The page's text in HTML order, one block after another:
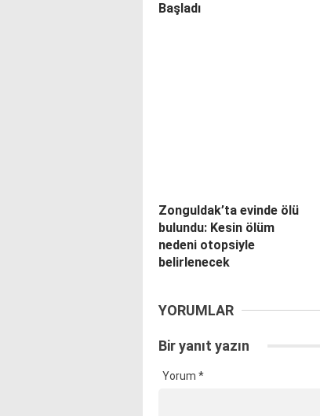
Başladı
Zonguldak’ta evinde ölü
bulundu: Kesin ölüm
nedeni otopsiyle
belirlenecek
YORUMLAR
Bir yanıt yazın
Yorum *